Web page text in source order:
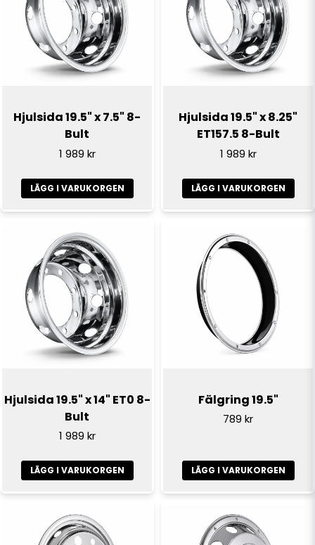
email
E-postadress
Ja, ni får publicera min fråga
Skicka fråga
Hjulsida 19.5" x 7.5" 8-
Bult
1 989 kr
LÄGG I VARUKORGEN
Hjulsida 19.5" x 8.25"
ET157.5 8-Bult
1 989 kr
LÄGG I VARUKORGEN
Hjulsida 19.5" x 14" ET0 8-
Bult
1 989 kr
LÄGG I VARUKORGEN
Fälgring 19.5"
789 kr
LÄGG I VARUKORGEN